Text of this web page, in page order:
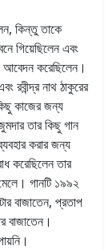
কিন্তু তাকে
গিয়েছিলেন এবং
আবেদন করেছিলেন।
রবীন্দ্র নাথ ঠাকুরের
কাজের জন্য
তার কিছু গান
করার জন্য
করেছিলেন তার
গানটি ১৯৯২
বাজাতেন, প্রতাপ
বাজাতেন।